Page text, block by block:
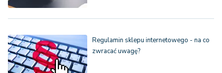
Regulamin sklepu internetowego - na co
zwracać uwagę?